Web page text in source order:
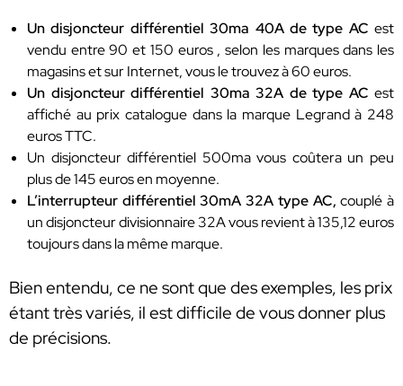
Un disjoncteur différentiel 30ma 40A de type AC est
vendu entre 90 et 150 euros , selon les marques dans les
magasins et sur Internet, vous le trouvez à 60 euros.
Un disjoncteur différentiel 30ma 32A de type AC est
affiché au prix catalogue dans la marque Legrand à 248
euros TTC.
Un disjoncteur différentiel 500ma vous coûtera un peu
plus de 145 euros en moyenne.
L’interrupteur différentiel 30mA 32A type AC,couplé à
un disjoncteur divisionnaire 32A vous revient à 135,12 euros
toujours dans la même marque.
Bien entendu, ce ne sont que des exemples, les prix
étant très variés, il est difficile de vous donner plus
de précisions.